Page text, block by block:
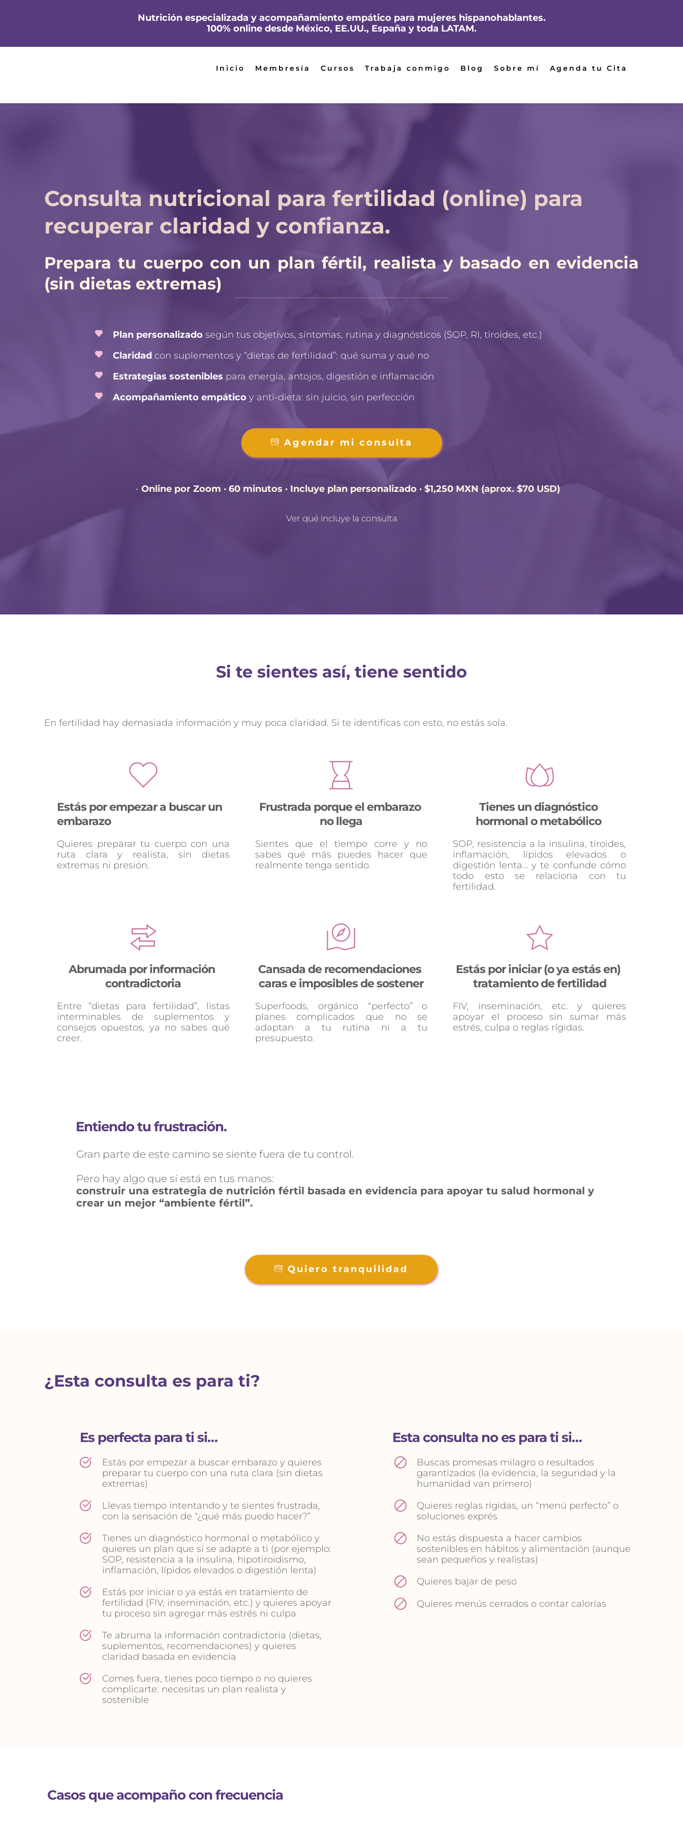
Nutrición especializada y acompañamiento empático para mujeres hispanohablantes.
100% online desde México, EE.UU., España y toda LATAM.
Inicio Membresía Cursos Trabaja conmigo Blog Sobre mí Agenda tu Cita
Consulta nutricional para fertilidad (online) para
recuperar claridad y confianza.
Prepara tu cuerpo con un plan fértil, realista y basado en evidencia
(sin dietas extremas)
Plan personalizado según tus objetivos, síntomas, rutina y diagnósticos (SOP, RI, tiroides, etc.)
Claridad con suplementos y “dietas de fertilidad”: qué suma y qué no
Estrategias sostenibles para energía, antojos, digestión e inflamación
Acompañamiento empático y anti-dieta: sin juicio, sin perfección
Agendar mi consulta
Online por Zoom · 60 minutos · Incluye plan personalizado · $1,250 MXN (aprox. $70 USD)
Ver qué incluye la consulta
Si te sientes así, tiene sentido
En fertilidad hay demasiada información y muy poca claridad. Si te identificas con esto, no estás sola.
Estás por empezar a buscar un
embarazo
Quieres preparar tu cuerpo con una
ruta clara y realista, sin dietas
extremas ni presión.
Frustrada porque el embarazo
no llega
Sientes que el tiempo corre y no
sabes qué más puedes hacer que
realmente tenga sentido.
Tienes un diagnóstico
hormonal o metabólico
SOP, resistencia a la insulina, tiroides,
inflamación, lípidos elevados o
digestión lenta… y te confunde cómo
todo esto se relaciona con tu
fertilidad.
Abrumada por información
contradictoria
Entre “dietas para fertilidad”, listas
interminables de suplementos y
consejos opuestos, ya no sabes qué
creer.
Cansada de recomendaciones
caras e imposibles de sostener
Superfoods, orgánico “perfecto” o
planes complicados que no se
adaptan a tu rutina ni a tu
presupuesto.
Estás por iniciar (o ya estás en)
tratamiento de fertilidad
FIV, inseminación, etc. y quieres
apoyar el proceso sin sumar más
estrés, culpa o reglas rígidas.
Entiendo tu frustración.
Gran parte de este camino se siente fuera de tu control.
Pero hay algo que sí está en tus manos:
construir una estrategia de nutrición fértil basada en evidencia para apoyar tu salud hormonal y
crear un mejor “ambiente fértil”.
Quiero tranquilidad
¿Esta consulta es para ti?
Es perfecta para ti si…
Estás por empezar a buscar embarazo y quieres
preparar tu cuerpo con una ruta clara (sin dietas
extremas)
Llevas tiempo intentando y te sientes frustrada,
con la sensación de “¿qué más puedo hacer?”
Tienes un diagnóstico hormonal o metabólico y
quieres un plan que sí se adapte a ti (por ejemplo:
SOP, resistencia a la insulina, hipotiroidismo,
inflamación, lípidos elevados o digestión lenta)
Estás por iniciar o ya estás en tratamiento de
fertilidad (FIV, inseminación, etc.) y quieres apoyar
tu proceso sin agregar más estrés ni culpa
Te abruma la información contradictoria (dietas,
suplementos, recomendaciones) y quieres
claridad basada en evidencia
Comes fuera, tienes poco tiempo o no quieres
complicarte: necesitas un plan realista y
sostenible
Esta consulta no es para ti si…
Buscas promesas milagro o resultados
garantizados (la evidencia, la seguridad y la
humanidad van primero)
Quieres reglas rígidas, un “menú perfecto” o
soluciones exprés
No estás dispuesta a hacer cambios
sostenibles en hábitos y alimentación (aunque
sean pequeños y realistas)
Quieres bajar de peso
Quieres menús cerrados o contar calorías
Casos que acompaño con frecuencia